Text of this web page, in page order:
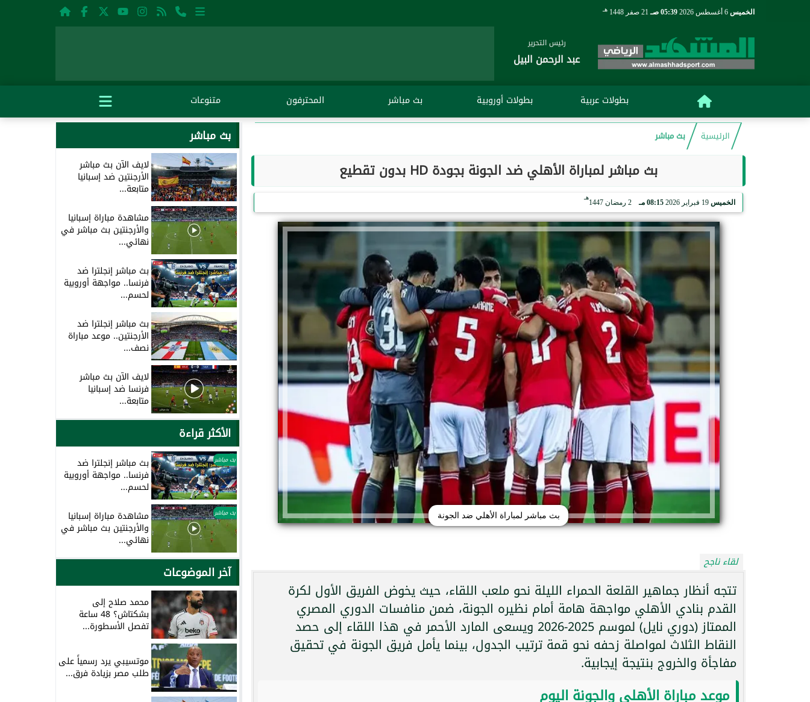
الخميس 05:39 صـ 21 صفر 1448 هـ
رئيس التحرير
عبد الرحمن البيل
بطولات عربية بطولات أوروبية بث مباشر المحترفون متنوعات
الرئيسية بث مباشر
بث مباشر لمباراة الأهلي ضد الجونة بجودة HD بدون تقطيع
الخميس 19 فبراير 2026 08:15 مـ 2 رمضان 1447
هـ
بث مباشر لمباراة الأهلي ضد الجونة
لقاء ناجح
تتجه أنظار جماهير القلعة الحمراء الليلة نحو ملعب اللقاء، حيث يخوض الفريق الأول لكرة
القدم بنادي الأهلي مواجهة هامة أمام نظيره الجونة، ضمن منافسات الدوري المصري
الممتاز (دوري نايل) لموسم 2025-2026 ويسعى المارد الأحمر في هذا اللقاء إلى حصد
النقاط الثلاث لمواصلة زحفه نحو قمة ترتيب الجدول، بينما يأمل فريق الجونة في تحقيق
مفاجأة والخروج بنتيجة إيجابية.
موعد مباراة الأهلي والجونة اليوم
بث مباشر
لايف الآن بث مباشر
الأرجنتين ضد إسبانيا
متابعة...
مشاهدة مباراة إسبانيا
والأرجنتين بث مباشر في
نهائي...
بث مباشر إنجلترا ضد
فرنسا.. مواجهة أوروبية
لحسم...
بث مباشر إنجلترا ضد
الأرجنتين.. موعد مباراة
نصف...
لايف الآن بث مباشر
فرنسا ضد إسبانيا
متابعة...
الأكثر قراءة
بث مباشر بث مباشر إنجلترا ضد
فرنسا.. مواجهة أوروبية
لحسم...
بث مباشر مشاهدة مباراة إسبانيا
والأرجنتين بث مباشر في
نهائي...
آخر الموضوعات
محمد صلاح إلى
بشكتاش؟ 48 ساعة
تفصل الأسطورة...
موتسيبي يرد رسمياً على
طلب مصر بزيادة فرق...